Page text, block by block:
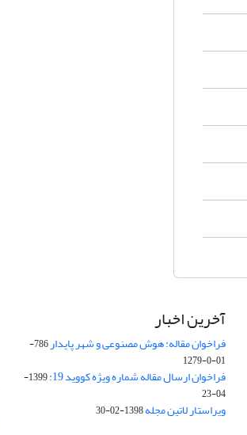
آخرین اخبار
فراخوان مقاله: هوش مصنوعی و شهر پایدار
786-
01-0-1279
فراخوان ارسال مقاله شماره ویژه کووید 19:
1399-
04-23
ویراستار لاتین مجله1398-02-30